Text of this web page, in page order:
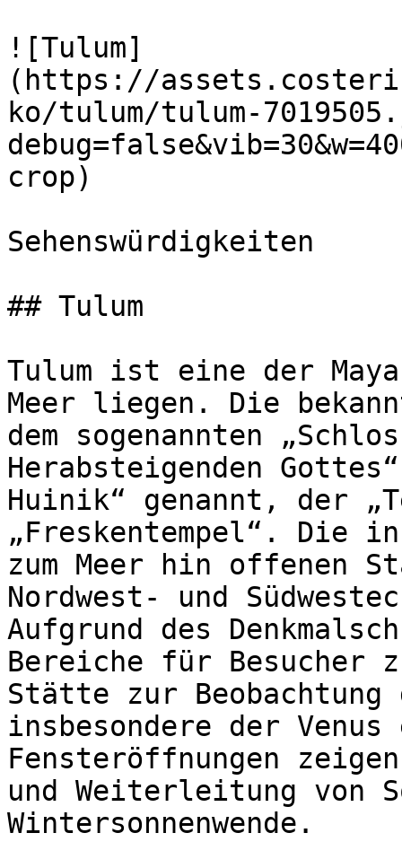
![Tulum]
(https://
ko/tulum/tulum-
crop)
Sehenswürdigkeiten
## Tulum
Tulum ist eine der
Meer liegen. Die
dem sogenannten
Herabsteigenden
Huinik“ genannt, der
„Freskentempel“. Die
zum Meer hin offenen
Nordwest- und
Aufgrund des
Bereiche für Besucher
Stätte zur Beobachtung
insbesondere der
Fensteröffnungen
und Weiterleitung von
Wintersonnenwende.